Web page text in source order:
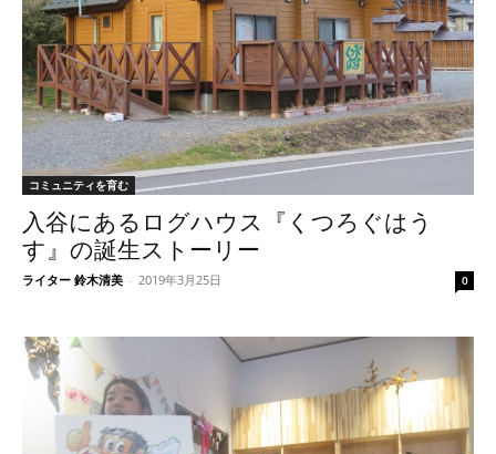
コミュニティを育む
入谷にあるログハウス『くつろぐはう
す』の誕生ストーリー
ライター 鈴木清美 - 2019年3月25日 0